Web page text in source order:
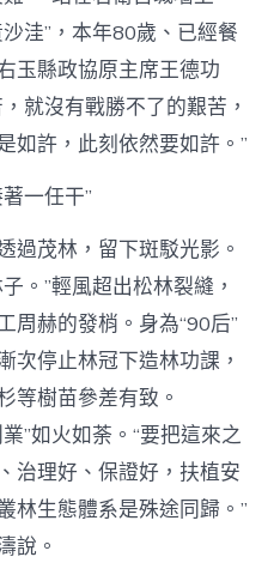
洼”，本年80歲、已經餐
玉縣政協原主席王德功
就沒有戰勝不了的艱苦，
如許，此刻依然要如許。”
一任干”
過茂林，留下斑駁光影。
”輕風超出松林裂縫，
周赫的發梢。身為“90后”
次停止林冠下造林功課，
等樹苗參差有致。
如火如荼。“要把這來之
治理好、保證好，扶植安
林生態體系是殊途同歸。”
說。